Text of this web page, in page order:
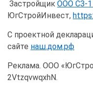
Застройщик ООО СЗ-
ЮгСтройИнвест,
С проектной
сайте наш.дом.рф
Реклама. ООО
2VtzqvwqxhN.